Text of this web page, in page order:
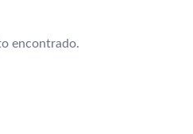
encontrado.